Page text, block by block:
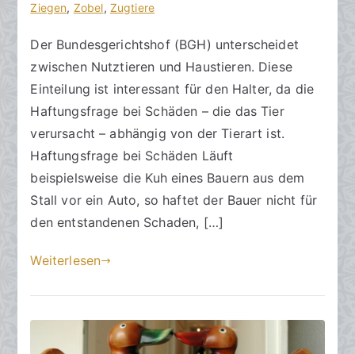
.
o
v
e
m
2
0
2
Ziegen, Zobel, Zugtiere
Der Bundesgerichtshof (BGH) unterscheidet
zwischen Nutztieren und Haustieren. Diese
Einteilung ist interessant für den Halter, da die
Haftungsfrage bei Schäden – die das Tier
verursacht – abhängig von der Tierart ist.
Haftungsfrage bei Schäden Läuft
beispielsweise die Kuh eines Bauern aus dem
Stall vor ein Auto, so haftet der Bauer nicht für
den entstandenen Schaden, […]
Weiterlesen